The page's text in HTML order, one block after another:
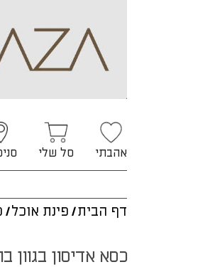
אהבתי סל שלי
דף הבית/ פינת אוכל/
כסא אדיסון בגוון